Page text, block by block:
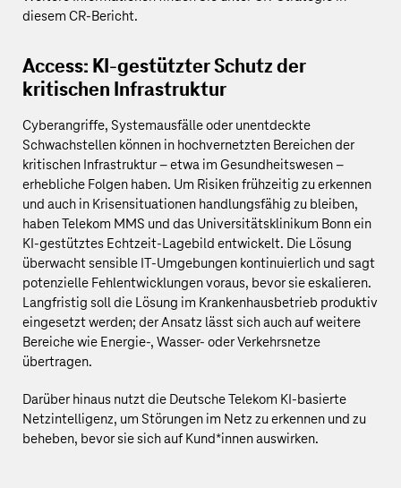
diesem CR-Bericht.
Access: KI-gestützter Schutz der
kritischen Infrastruktur
Cyberangriffe, Systemausfälle oder unentdeckte
Schwachstellen können in hochvernetzten Bereichen der
kritischen Infrastruktur – etwa im Gesundheitswesen –
erhebliche Folgen haben. Um Risiken frühzeitig zu erkennen
und auch in Krisensituationen handlungsfähig zu bleiben,
haben Telekom MMS und das Universitätsklinikum Bonn ein
KI‑gestütztes Echtzeit-Lagebild entwickelt. Die Lösung
überwacht sensible IT‑Umgebungen kontinuierlich und sagt
potenzielle Fehlentwicklungen voraus, bevor sie eskalieren.
Langfristig soll die Lösung im Krankenhausbetrieb produktiv
eingesetzt werden; der Ansatz lässt sich auch auf weitere
Bereiche wie Energie‑, Wasser- oder Verkehrsnetze
übertragen.
Darüber hinaus nutzt die Deutsche Telekom KI‑basierte
Netzintelligenz, um Störungen im Netz zu erkennen und zu
beheben, bevor sie sich auf Kund*innen auswirken.